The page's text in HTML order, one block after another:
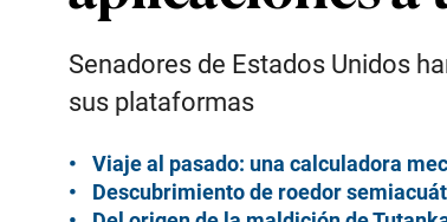
Senadores de Estados Unidos
sus plataformas
Viaje al pasado: una calculadora
Descubrimiento de roedor